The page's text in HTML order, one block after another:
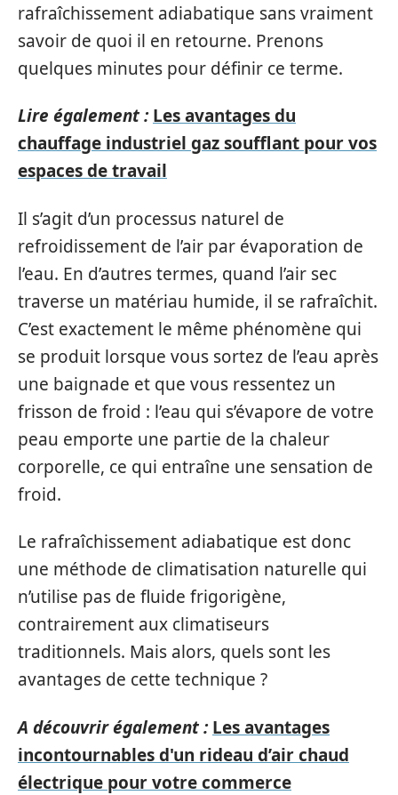
rafraîchissement adiabatique sans vraiment
savoir de quoi il en retourne. Prenons
quelques minutes pour définir ce terme.
Lire également : Les avantages du
chauffage industriel gaz soufflant pour vos
espaces de travail
Il s’agit d’un processus naturel de
refroidissement de l’air par évaporation de
l’eau. En d’autres termes, quand l’air sec
traverse un matériau humide, il se rafraîchit.
C’est exactement le même phénomène qui
se produit lorsque vous sortez de l’eau après
une baignade et que vous ressentez un
frisson de froid : l’eau qui s’évapore de votre
peau emporte une partie de la chaleur
corporelle, ce qui entraîne une sensation de
froid.
Le rafraîchissement adiabatique est donc
une méthode de climatisation naturelle qui
n’utilise pas de fluide frigorigène,
contrairement aux climatiseurs
traditionnels. Mais alors, quels sont les
avantages de cette technique ?
A découvrir également : Les avantages
incontournables d'un rideau d’air chaud
électrique pour votre commerce